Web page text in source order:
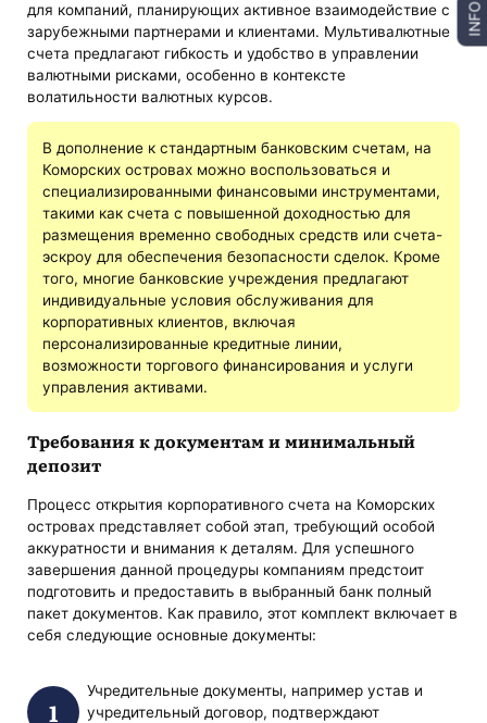
для компаний, планирующих активное взаимодействие с
зарубежными партнерами и клиентами. Мультивалютные
счета предлагают гибкость и удобство в управлении
валютными рисками, особенно в контексте
волатильности валютных курсов.
В дополнение к стандартным банковским счетам, на
Коморских островах можно воспользоваться и
специализированными финансовыми инструментами,
такими как счета с повышенной доходностью для
размещения временно свободных средств или счета-
эскроу для обеспечения безопасности сделок. Кроме
того, многие банковские учреждения предлагают
индивидуальные условия обслуживания для
корпоративных клиентов, включая
персонализированные кредитные линии,
возможности торгового финансирования и услуги
управления активами.
Требования к документам и минимальный
депозит
Процесс открытия корпоративного счета на Коморских
островах представляет собой этап, требующий особой
аккуратности и внимания к деталям. Для успешного
завершения данной процедуры компаниям предстоит
подготовить и предоставить в выбранный банк полный
пакет документов. Как правило, этот комплект включает в
себя следующие основные документы:
Учредительные документы, например устав и
учредительный договор, подтверждают
INFO